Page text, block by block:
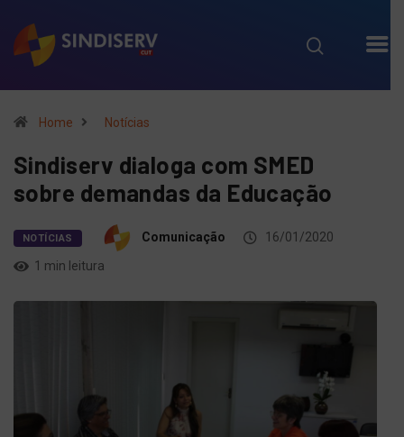
Home Notícias
Sindiserv dialoga com SMED
sobre demandas da Educação
NOTÍCIAS Comunicação
16/01/2020
1 min leitura